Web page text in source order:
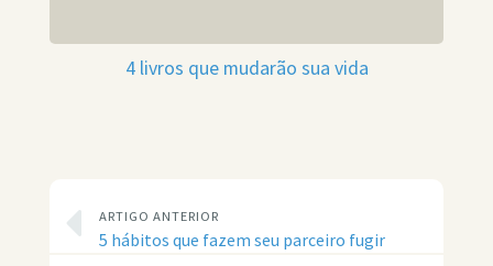
4 livros que mudarão sua vida
ARTIGO ANTERIOR
5 hábitos que fazem seu parceiro fugir